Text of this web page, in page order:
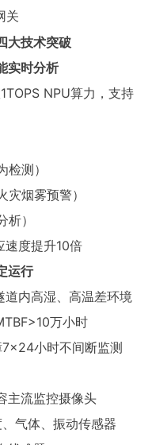
大技术突破
实时分析
1TOPS NPU算力，支持
检测）
灾烟雾预警）
析）
度提升10倍
运行
内高湿、高温差环境
万小时
7×24小时不间断监测
主流监控摄像头
、气体、振动传感器